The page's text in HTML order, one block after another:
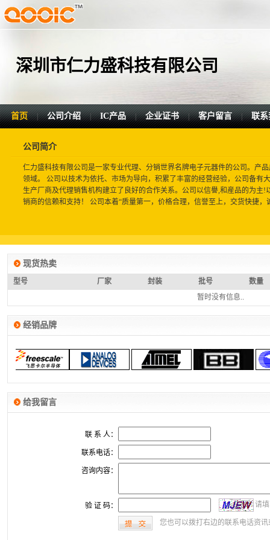
深圳市仁力盛科技有限公司
首页 | 公司介绍 | IC产品 | 企业证书 | 客户留言 | 联系
公司简介
仁力盛科技有限公司是一家专业代理、分销世界名牌电子元器件的公司。产
领域。 公司以技术为依托、市场为导向，积累了丰富的经营经验，公司备有
生产厂商及代理销售机构建立了良好的合作关系。公司以信譽,和産品的为主
销商的信赖和支持！ 公司本着“质量第一，价格合理，信誉至上，交货快捷，
现货热卖
型号 厂家 封装 批号
数量
暂时没有信息..
经销品牌
给我留言
联 系 人：
联系电话：
咨询内容：
验 证 码： 请填
您也可以拨打右边的联系电话资